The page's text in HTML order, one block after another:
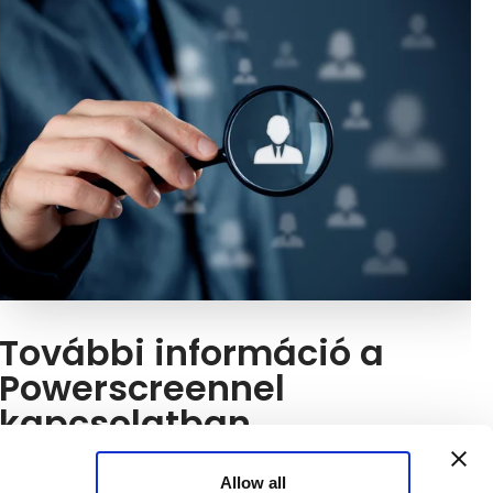
Allow all
További információ a
Powerscreennel
kapcsolatban
Még mindig kérdése van a Powerscreen gyártóval